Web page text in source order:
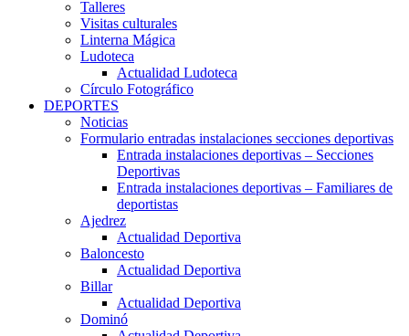
Talleres
Visitas culturales
Linterna Mágica
Ludoteca
Actualidad Ludoteca
Círculo Fotográfico
DEPORTES
Noticias
Formulario entradas instalaciones secciones deportivas
Entrada instalaciones deportivas – Secciones
Deportivas
Entrada instalaciones deportivas – Familiares de
deportistas
Ajedrez
Actualidad Deportiva
Baloncesto
Actualidad Deportiva
Billar
Actualidad Deportiva
Dominó